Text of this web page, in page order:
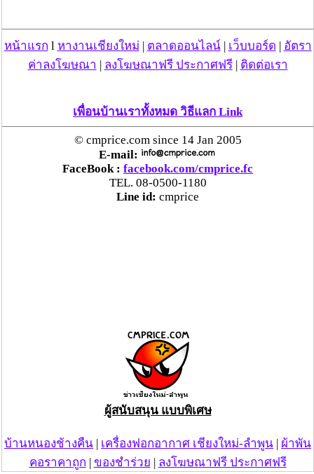
หน้าแรก l หางานเชียงใหม่ | ตลาดออนไลน์| เว็บบอร์ด | อัตรา
ค่าลงโฆษณา | ลงโฆษณาฟรี ประกาศฟรี| ติดต่อเรา
เพื่อนบ้านเราทั้งหมด วิธีแลก Link
© cmprice.com since 14 Jan 2005
E-mail:
FaceBook : facebook.com/cmprice.fc
TEL. 08-0500-1180
Line id: cmprice
ผู้สนับสนุน แบบพิเศษ
บ้านหนองช้างคืน | เครื่องฟอกอากาศ เชียงใหม่-ลำพูน | ผ้าพัน
คอราคาถูก | ของชำร่วย | ลงโฆษณาฟรี ประกาศฟรี